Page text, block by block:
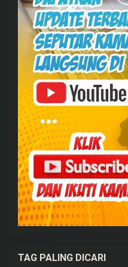
TAG PALING DICARI